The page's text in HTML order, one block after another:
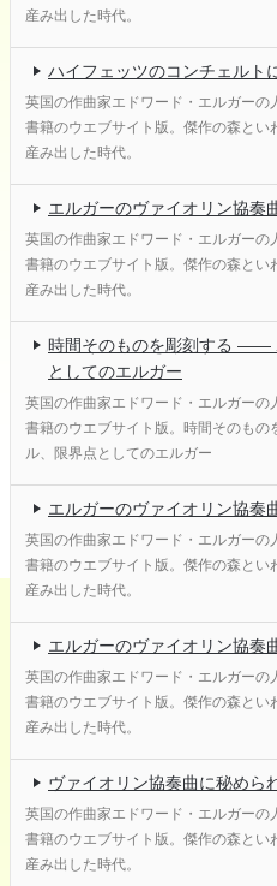
産み出した時代。
ハイフェッツのコンチェルト
英国の作曲家エドワード・エルガー
書籍のウエブサイト版。傑作の森と
産み出した時代。
エルガーのヴァイオリン協奏
英国の作曲家エドワード・エルガー
書籍のウエブサイト版。傑作の森と
産み出した時代。
時間そのものを彫刻する ――
としてのエルガー
英国の作曲家エドワード・エルガー
書籍のウエブサイト版。時間そのも
ル、限界点としてのエルガー
エルガーのヴァイオリン協
英国の作曲家エドワード・エルガー
書籍のウエブサイト版。傑作の森と
産み出した時代。
エルガーのヴァイオリン協
英国の作曲家エドワード・エルガー
書籍のウエブサイト版。傑作の森と
産み出した時代。
ヴァイオリン協奏曲に秘めら
英国の作曲家エドワード・エルガー
書籍のウエブサイト版。傑作の森と
産み出した時代。